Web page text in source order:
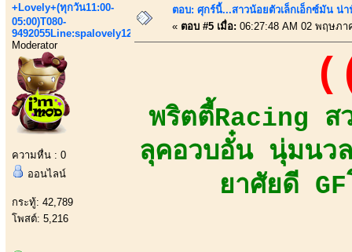
+Lovely+(ทุกวัน11:00-
05:00)T080-
9492055Line:spalovely123
Moderator
ความหื่น : 0
ออนไลน์
กระทู้: 42,789
โพสต์: 5,216
ตอบ: ศุกร์นี้...สาวน้อยตัวเล็กเอ็กซ์มัน น่
« ตอบ #5 เมื่อ: 06:27:48 AM 02 พฤษภา
พริตตี้Racing ส
ลุคอวบอั๋น นุ่มนว
ยาศัยดี